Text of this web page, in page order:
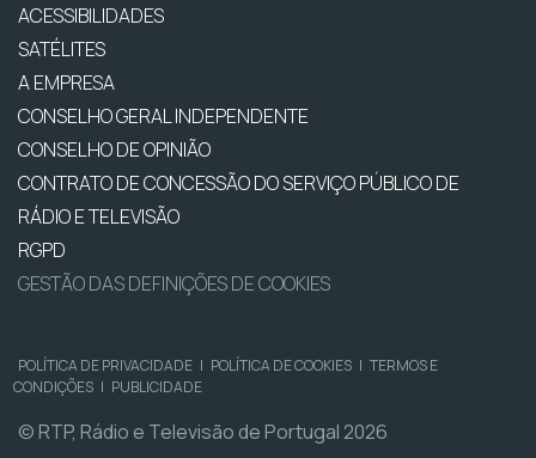
ACESSIBILIDADES
SATÉLITES
A EMPRESA
CONSELHO GERAL INDEPENDENTE
CONSELHO DE OPINIÃO
CONTRATO DE CONCESSÃO DO SERVIÇO PÚBLICO DE
RÁDIO E TELEVISÃO
RGPD
GESTÃO DAS DEFINIÇÕES DE COOKIES
POLÍTICA DE PRIVACIDADE | POLÍTICA DE COOKIES | TERMOS E
CONDIÇÕES | PUBLICIDADE
© RTP, Rádio e Televisão de Portugal 2026